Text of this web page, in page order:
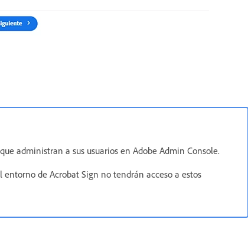
administran a sus usuarios en Adobe Admin Console.
de Acrobat Sign no tendrán acceso a estos